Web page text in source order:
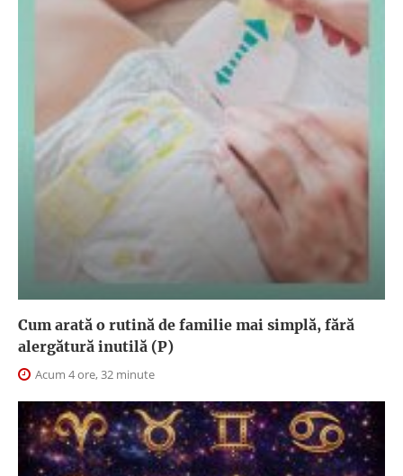
Cum arată o rutină de familie mai simplă, fără
alergătură inutilă (P)
Acum 4 ore, 32 minute